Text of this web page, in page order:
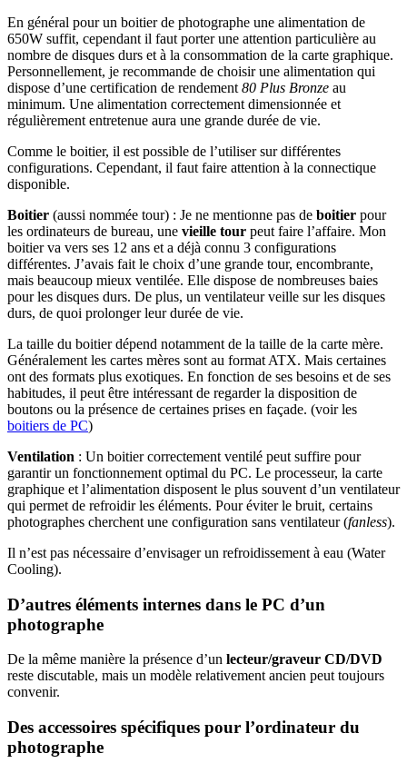
En général pour un boitier de photographe une alimentation de
650W suffit, cependant il faut porter une attention particulière au
nombre de disques durs et à la consommation de la carte graphique.
Personnellement, je recommande de choisir une alimentation qui
dispose d’une certification de rendement 80 Plus Bronze au
minimum. Une alimentation correctement dimensionnée et
régulièrement entretenue aura une grande durée de vie.
Comme le boitier, il est possible de l’utiliser sur différentes
configurations. Cependant, il faut faire attention à la connectique
disponible.
Boitier (aussi nommée tour) : Je ne mentionne pas de boitier pour
les ordinateurs de bureau, une vieille tour peut faire l’affaire. Mon
boitier va vers ses 12 ans et a déjà connu 3 configurations
différentes. J’avais fait le choix d’une grande tour, encombrante,
mais beaucoup mieux ventilée. Elle dispose de nombreuses baies
pour les disques durs. De plus, un ventilateur veille sur les disques
durs, de quoi prolonger leur durée de vie.
La taille du boitier dépend notamment de la taille de la carte mère.
Généralement les cartes mères sont au format ATX. Mais certaines
ont des formats plus exotiques. En fonction de ses besoins et de ses
habitudes, il peut être intéressant de regarder la disposition de
boutons ou la présence de certaines prises en façade. (voir les
boitiers de PC)
Ventilation : Un boitier correctement ventilé peut suffire pour
garantir un fonctionnement optimal du PC. Le processeur, la carte
graphique et l’alimentation disposent le plus souvent d’un ventilateur
qui permet de refroidir les éléments. Pour éviter le bruit, certains
photographes cherchent une configuration sans ventilateur (fanless).
Il n’est pas nécessaire d’envisager un refroidissement à eau (Water
Cooling).
D’autres éléments internes dans le PC d’un
photographe
De la même manière la présence d’un lecteur/graveur CD/DVD
reste discutable, mais un modèle relativement ancien peut toujours
convenir.
Des accessoires spécifiques pour l’ordinateur du
photographe